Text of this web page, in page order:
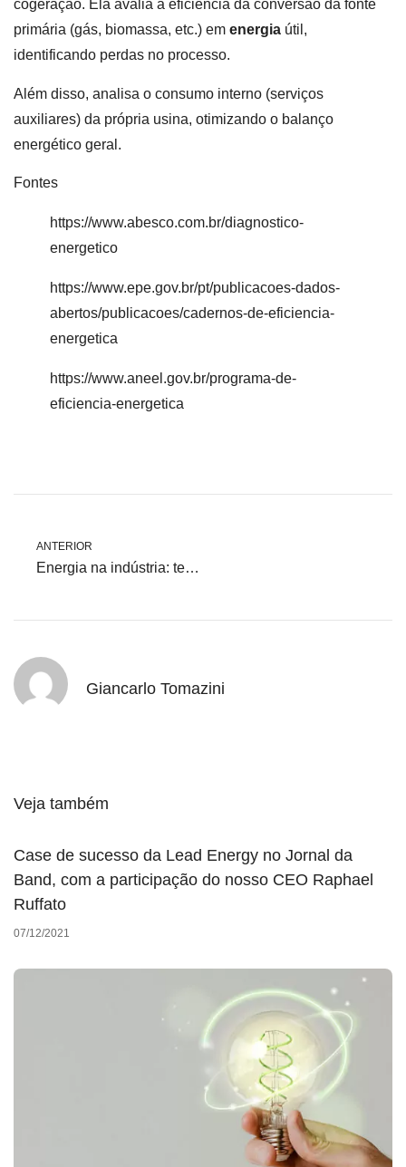
cogeração. Ela avalia a eficiência da conversão da fonte
primária (gás, biomassa, etc.) em energia útil,
identificando perdas no processo.
Além disso, analisa o consumo interno (serviços
auxiliares) da própria usina, otimizando o balanço
energético geral.
Fontes
https://www.abesco.com.br/diagnostico-
energetico
https://www.epe.gov.br/pt/publicacoes-dados-
abertos/publicacoes/cadernos-de-eficiencia-
energetica
https://www.aneel.gov.br/programa-de-
eficiencia-energetica
ANTERIOR
Energia na indústria: tecnologias para reduzir custos operacionais.
Giancarlo Tomazini
Veja também
Case de sucesso da Lead Energy no Jornal da
Band, com a participação do nosso CEO Raphael
Ruffato
07/12/2021